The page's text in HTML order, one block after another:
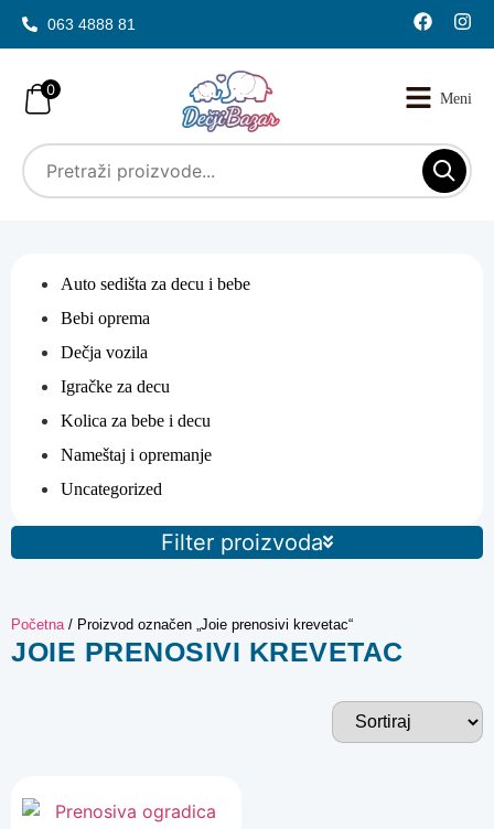
063 4888 81
0
Auto sedišta za decu i bebe
Bebi oprema
Dečja vozila
Igračke za decu
Kolica za bebe i decu
Nameštaj i opremanje
Uncategorized
Filter proizvoda
Početna / Proizvod označen „Joie prenosivi krevetac“
JOIE PRENOSIVI KREVETAC